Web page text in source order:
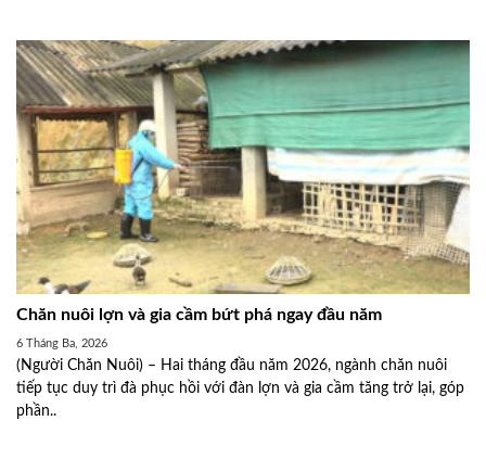
Chăn nuôi lợn và gia cầm bứt phá ngay đầu năm
6 Tháng Ba, 2026
(Người Chăn Nuôi) – Hai tháng đầu năm 2026, ngành chăn nuôi
tiếp tục duy trì đà phục hồi với đàn lợn và gia cầm tăng trở lại, góp
phần..